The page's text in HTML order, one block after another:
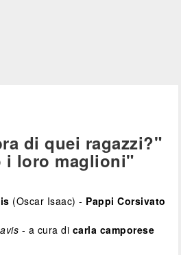
di quei ragazzi?"
i loro maglioni"
(Oscar Isaac) - Pappi Corsivato
- a cura di carla camporese